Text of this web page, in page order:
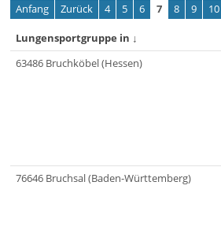
Anfang Zurück 4 5 6 7 8 9 10
Lungensportgruppe in ↓
63486 Bruchköbel (Hessen)
76646 Bruchsal (Baden-Württemberg)